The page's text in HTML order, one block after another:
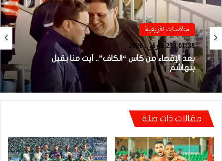
منافسات إفريقية
01:38 | 23 مارس، 2026
بعد الإقصاء من كأس “الكاف”.. أيت منا يقيل
بنهاشم
منافسات إفريقية
01:22 | 23 مارس، 2026
بنهاشم يربط مصيره بجلسة مع إدارة الوداد
مقالات ذات صلة